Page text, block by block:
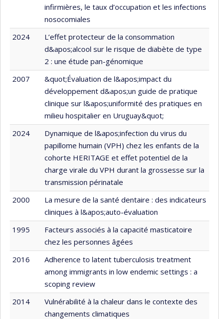
infirmières, le taux d’occupation et les infections
nosocomiales
2024
L’effet protecteur de la consommation
d&apos;alcool sur le risque de diabète de type
2 : une étude pan-génomique
2007
&quot;Évaluation de l&apos;impact du
développement d&apos;un guide de pratique
clinique sur l&apos;uniformité des pratiques en
milieu hospitalier en Uruguay&quot;
2024
Dynamique de l&apos;infection du virus du
papillome humain (VPH) chez les enfants de la
cohorte HERITAGE et effet potentiel de la
charge virale du VPH durant la grossesse sur la
transmission périnatale
2000
La mesure de la santé dentaire : des indicateurs
cliniques à l&apos;auto-évaluation
1995
Facteurs associés à la capacité masticatoire
chez les personnes âgées
2016
Adherence to latent tuberculosis treatment
among immigrants in low endemic settings : a
scoping review
2014
Vulnérabilité à la chaleur dans le contexte des
changements climatiques